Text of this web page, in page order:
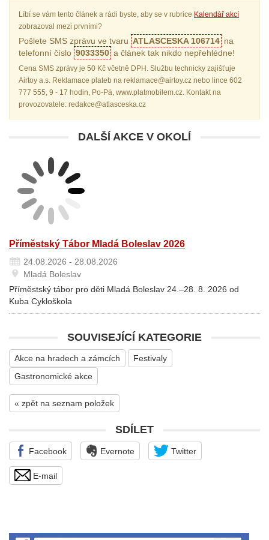
Líbí se vám tento článek a rádi byste, aby se v rubrice Kalendář akcí
zobrazoval mezi prvními?
Pošlete SMS zprávu ve tvaru ATLASCESKA 106714 na
telefonní číslo 9033350 a článek tak nikdo nepřehlédne!
Cena SMS zprávy je 50 Kč včetně DPH. Službu technicky zajišťuje
Airtoy a.s. Reklamace plateb na reklamace@airtoy.cz nebo lince 602
777 555, 9 - 17 hodin, Po-Pá, www.platmobilem.cz. Kontakt na
provozovatele: redakce@atlasceska.cz
DALŠÍ AKCE V OKOLÍ
Příměstský Tábor Mladá Boleslav 2026
24.08.2026 - 28.08.2026
Mladá Boleslav
Příměstský tábor pro děti Mladá Boleslav 24.–28. 8. 2026 od
Kuba Cykloškola
SOUVISEJÍCÍ KATEGORIE
Akce na hradech a zámcích
Festivaly
Gastronomické akce
« zpět na seznam položek
SDÍLET
Facebook Evernote Twitter
E-mail